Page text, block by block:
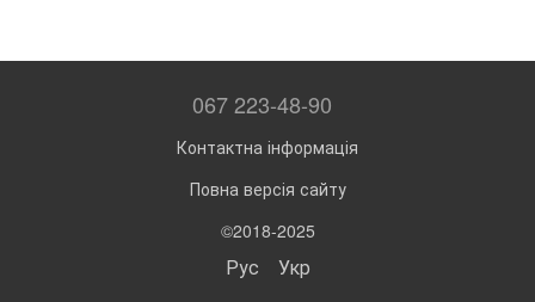
067 223-48-90
Контактна інформація
Повна версія сайту
©2018-2025
Рус Укр